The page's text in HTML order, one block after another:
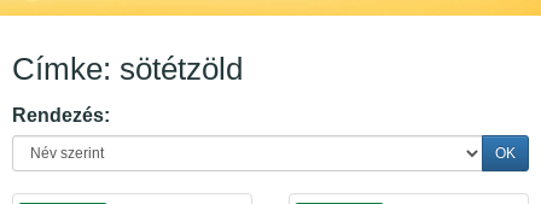
Címke: sötétzöld
Rendezés:
OK